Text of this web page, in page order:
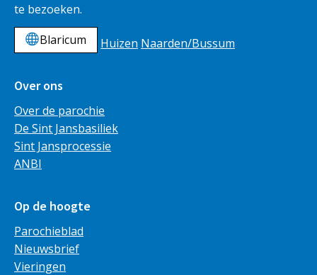
te bezoeken.
Blaricum
Huizen Naarden/Bussum
Over ons
Over de parochie
De Sint Jansbasiliek
Sint Jansprocessie
ANBI
Op de hoogte
Parochieblad
Nieuwsbrief
Vieringen